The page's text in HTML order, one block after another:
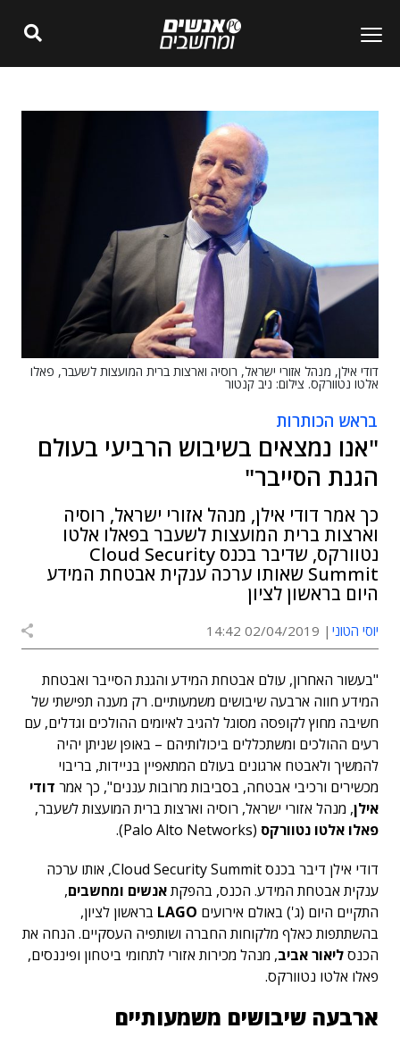
דודי אילן, מנהל אזורי ישראל, רוסיה וארצות ברית המועצות לשעבר, פאלו
אלטו נטוורקס. צילום: ניב קנטור
בראש הכותרות
"אנו נמצאים בשיבוש הרביעי בעולם
הגנת הסייבר"
כך אמר דודי אילן, מנהל אזורי ישראל, רוסיה
וארצות ברית המועצות לשעבר בפאלו אלטו
נטוורקס, שדיבר בכנס Cloud Security
Summit שאותו ערכה ענקית אבטחת המידע
היום בראשון לציון
יוסי הטוני 02/04/2019 14:42
"בעשור האחרון, עולם אבטחת המידע והגנת הסייבר ואבטחת
המידע חווה ארבעה שיבושים משמעותיים. רק מענה תפישתי של
חשיבה מחוץ לקופסה מסוגל להגיב לאיומים ההולכים וגדלים, עם
רעים ההולכים ומשתכללים ביכולותיהם – באופן שניתן יהיה
להמשיך ולאבטח ארגונים בעולם המתאפיין בניידות, בריבוי
מכשירים ורכיבי אבטחה, בסביבות מרובות עננים", כך אמר דודי
אילן, מנהל אזורי ישראל, רוסיה וארצות ברית המועצות לשעבר,
פאלו אלטו נטוורקס (Palo Alto Networks).
דודי אילן דיבר בכנס Cloud Security Summit, אותו ערכה
ענקית אבטחת המידע. הכנס, בהפקתאנשים ומחשבים,
התקיים היום (ג') באולם אירועים LAGO בראשון לציון,
בהשתתפות כאלף מלקוחות החברה ושותפיה העסקיים. הנחה את
הכנסליאור אביב, מנהל מכירות אזורי לתחומי ביטחון ופיננסים,
פאלו אלטו נטוורקס.
ארבעה שיבושים משמעותיים